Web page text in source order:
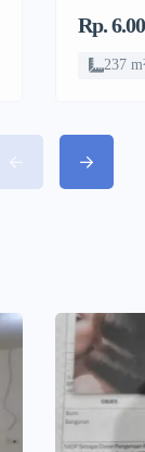
Rp.
237